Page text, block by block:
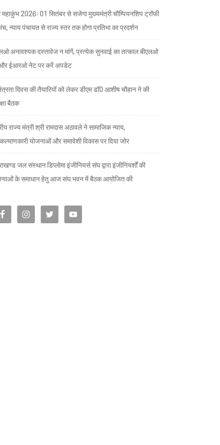
2026ः 01 सितंबर से सजेगा मुख्यमंत्री चौम्पियनशिप ट्रॉफी
न्याय पंचायत से राज्य स्तर तक होगा प्रतिभा का प्रदर्शन
अनावश्यक दस्तावेज न मांगें, प्रत्येक सुनवाई का तत्काल बीएलओ
ईआरओ नेट पर करें अपडेट
दिवस की तैयारियों को लेकर डीएम डॉ0 आशीष चौहान ने की
बैठक
राज्य मंत्री श्री रामदास अठावले ने सामाजिक न्याय,
योजनाओं और समावेशी विकास पर दिया जोर
जल संस्थान डिप्लोमा इंजीनियर्स संघ द्वारा इंजीनियर्शों की
के समाधान हेतु आज संघ भवन में बैठक आयोजित की